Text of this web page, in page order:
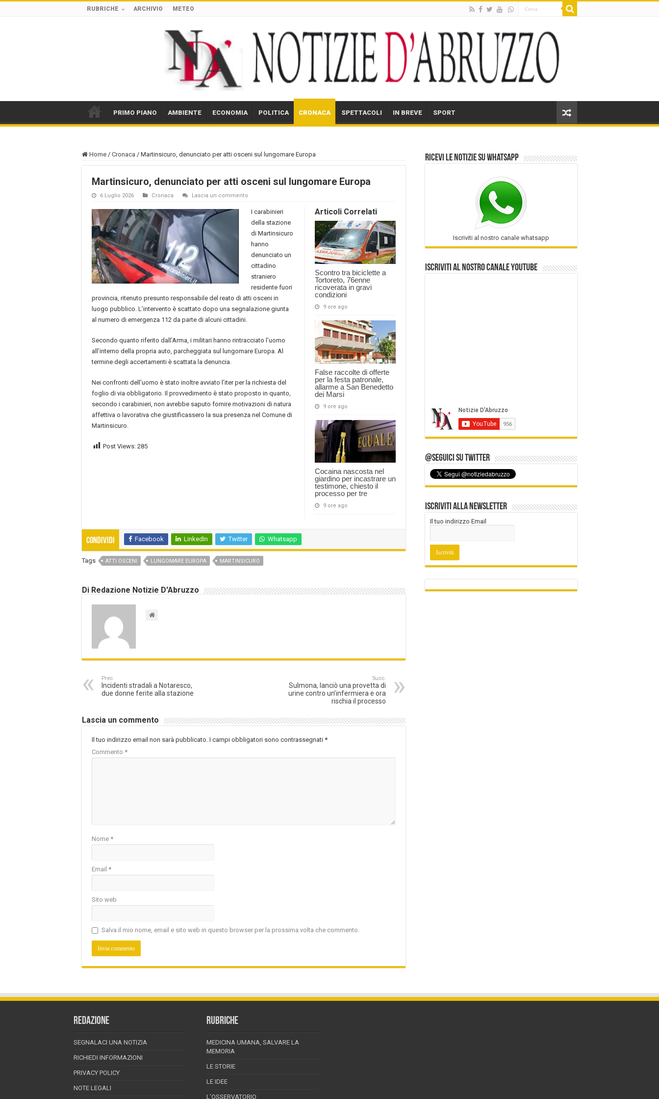
RUBRICHE ARCHIVIO METEO
PRIMO PIANO AMBIENTE ECONOMIA POLITICA CRONACA SPETTACOLI IN BREVE SPORT
Home / Cronaca / Martinsicuro, denunciato per atti osceni sul lungomare Europa
Martinsicuro, denunciato per atti osceni sul lungomare Europa
6 Luglio 2026 Cronaca Lascia un commento
Articoli Correlati
Scontro tra biciclette a
Tortoreto, 76enne
ricoverata in gravi
condizioni
9 ore ago
False raccolte di offerte
per la festa patronale,
allarme a San Benedetto
dei Marsi
9 ore ago
Cocaina nascosta nel
giardino per incastrare un
testimone, chiesto il
processo per tre
9 ore ago
I carabinieri
della stazione
di Martinsicuro
hanno
denunciato un
cittadino
straniero
residente fuori
provincia, ritenuto presunto responsabile del reato di atti osceni in
luogo pubblico. L’intervento è scattato dopo una segnalazione giunta
al numero di emergenza 112 da parte di alcuni cittadini.
Secondo quanto riferito dall’Arma, i militari hanno rintracciato l’uomo
all’interno della propria auto, parcheggiata sul lungomare Europa. Al
termine degli accertamenti è scattata la denuncia.
Nei confronti dell’uomo è stato inoltre avviato l’iter per la richiesta del
foglio di via obbligatorio. Il provvedimento è stato proposto in quanto,
secondo i carabinieri, non avrebbe saputo fornire motivazioni di natura
affettiva o lavorativa che giustificassero la sua presenza nel Comune di
Martinsicuro.
Post Views: 285
Condividi Facebook LinkedIn Twitter Whatsapp
Tags ATTI OSCENI LUNGOMARE EUROPA MARTINSICURO
Di Redazione Notizie D'Abruzzo
Prec.
Incidenti stradali a Notaresco,
due donne ferite alla stazione
Succ.
Sulmona, lanciò una provetta di
urine contro un’infermiera e ora
rischia il processo
Lascia un commento
Il tuo indirizzo email non sarà pubblicato. I campi obbligatori sono contrassegnati *
Commento *
Nome *
Email *
Sito web
Salva il mio nome, email e sito web in questo browser per la prossima volta che commento.
Ricevi le notizie su Whatsapp
Iscriviti al nostro canale whatsapp
Iscriviti al nostro Canale Youtube
@Seguici su Twitter
Iscriviti alla Newsletter
Il tuo indirizzo Email
REDAZIONE
SEGNALACI UNA NOTIZIA
RICHIEDI INFORMAZIONI
PRIVACY POLICY
NOTE LEGALI
RUBRICHE
MEDICINA UMANA, SALVARE LA
MEMORIA
LE STORIE
LE IDEE
L’OSSERVATORIO